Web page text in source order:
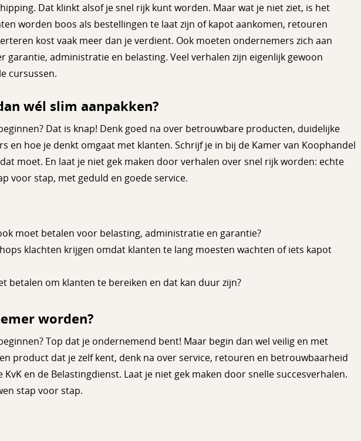
Dat klinkt alsof je snel rijk kunt worden. Maar wat je niet ziet, is het
worden boos als bestellingen te laat zijn of kapot aankomen, retouren
kost vaak meer dan je verdient. Ook moeten ondernemers zich aan
garantie, administratie en belasting. Veel verhalen zijn eigenlijk gewoon
cursussen.
wél slim aanpakken?
Dat is knap! Denk goed na over betrouwbare producten, duidelijke
en hoe je denkt omgaat met klanten. Schrijf je in bij de Kamer van Koophandel
moet. En laat je niet gek maken door verhalen over snel rijk worden: echte
voor stap, met geduld en goede service.
moet betalen voor belasting, administratie en garantie?
klachten krijgen omdat klanten te lang moesten wachten of iets kapot
betalen om klanten te bereiken en dat kan duur zijn?
worden?
Top dat je ondernemend bent! Maar begin dan wel veilig en met
product dat je zelf kent, denk na over service, retouren en betrouwbaarheid
en de Belastingdienst. Laat je niet gek maken door snelle succesverhalen.
stap voor stap.